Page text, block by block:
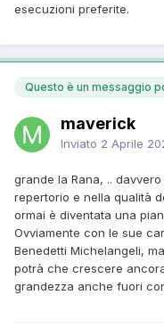
esecuzioni preferite.
Questo è un messaggio
maverick
Inviato 2 Aprile
grande la Rana, ..
repertorio e nella qualità
ormai è diventata una
Ovviamente con le sue
Benedetti Michelangeli,
potrà che crescere
grandezza anche fuori